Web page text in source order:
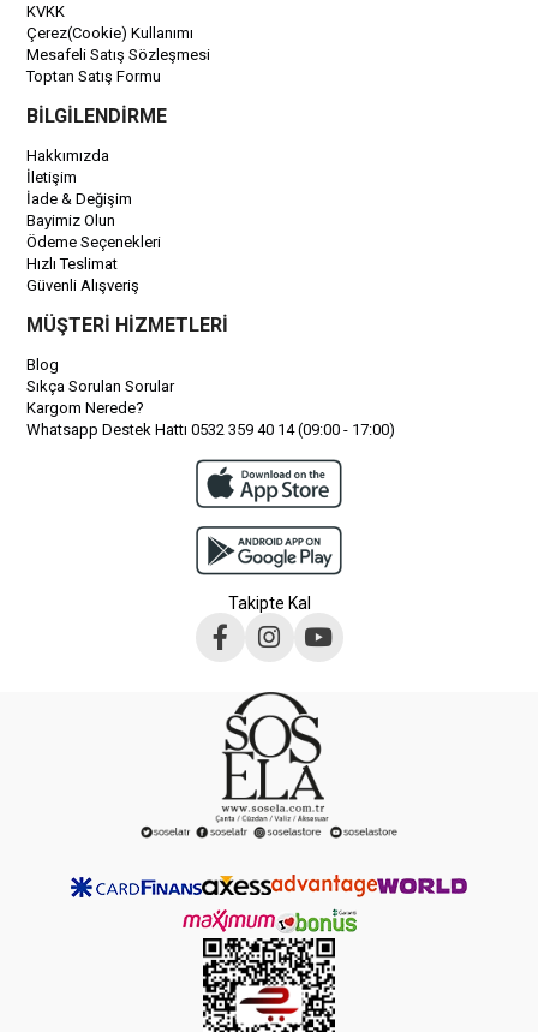
KVKK
Çerez(Cookie) Kullanımı
Mesafeli Satış Sözleşmesi
Toptan Satış Formu
BİLGİLENDİRME
Hakkımızda
İletişim
İade & Değişim
Bayimiz Olun
Ödeme Seçenekleri
Hızlı Teslimat
Güvenli Alışveriş
MÜŞTERİ HİZMETLERİ
Blog
Sıkça Sorulan Sorular
Kargom Nerede?
Whatsapp Destek Hattı 0532 359 40 14 (09:00 - 17:00)
Takipte Kal